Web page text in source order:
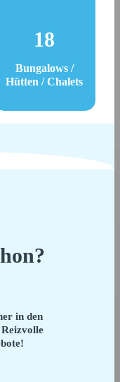
18
Bungalows /
Hütten / Chalets
in den